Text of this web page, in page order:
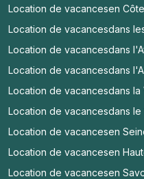
Location de vacancesen
Location de vacancesdans
Location de vacancesdans
Location de vacancesdans
Location de vacancesdans la
Location de vacancesdans le
Location de vacancesen
Location de vacancesen
Location de vacancesen